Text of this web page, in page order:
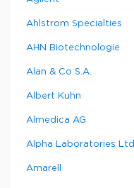
Ahlstrom Specialties
AHN Biotechnologie
Alan & Co S.A.
Albert Kuhn
Almedica AG
Alpha Laboratories Ltd.
Amarell